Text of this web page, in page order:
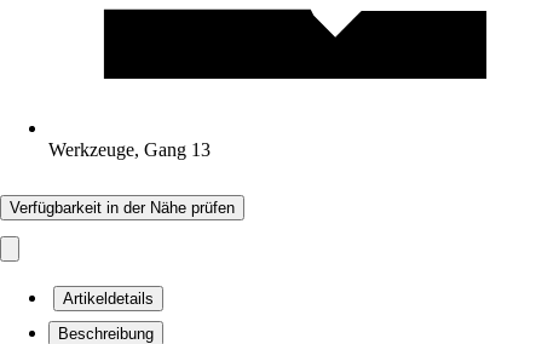
Werkzeuge, Gang 13
Verfügbarkeit in der Nähe prüfen
Artikeldetails
Beschreibung